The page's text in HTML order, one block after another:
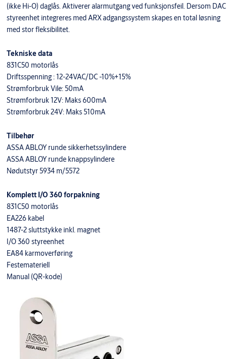
(ikke Hi-O) daglås. Aktiverer alarmutgang ved funksjonsfeil. Dersom DAC
styreenhet integreres med ARX adgangssystem skapes en total løsning
med stor fleksibilitet.
Tekniske data
831C50 motorlås
Driftsspenning : 12-24VAC/DC -10%+15%
Strømforbruk Vile: 50mA
Strømforbruk 12V: Maks 600mA
Strømforbruk 24V: Maks 510mA
Tilbehør
ASSA ABLOY runde sikkerhetssylindere
ASSA ABLOY runde knappsylindere
Nødutstyr 5934 m/5572
Komplett I/O 360 forpakning
831C50 motorlås
EA226 kabel
1487-2 sluttstykke inkl. magnet
I/O 360 styreenhet
EA84 karmoverføring
Festemateriell
Manual (QR-kode)